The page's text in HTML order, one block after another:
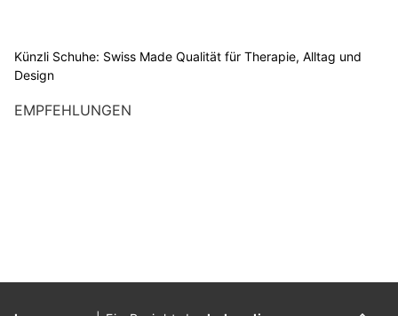
Künzli Schuhe: Swiss Made Qualität für Therapie, Alltag und
Design
EMPFEHLUNGEN